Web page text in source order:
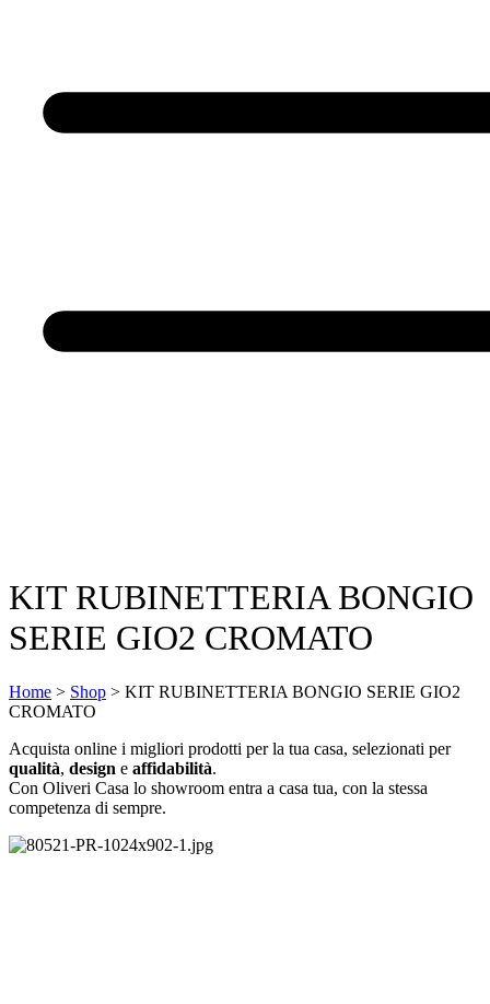
KIT RUBINETTERIA BONGIO
SERIE GIO2 CROMATO
Home > Shop > KIT RUBINETTERIA BONGIO SERIE GIO2
CROMATO
Acquista online i migliori prodotti per la tua casa, selezionati per
qualità, design e affidabilità.
Con Oliveri Casa lo showroom entra a casa tua, con la stessa
competenza di sempre.